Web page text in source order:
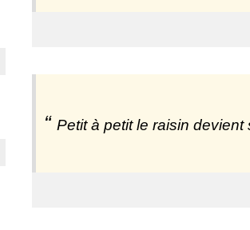
Petit à petit le raisin devient